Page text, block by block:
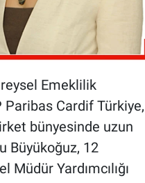
Emeklilik
Paribas Cardif Türkiye,
bünyesinde uzun
Büyükoğuz, 12
Yardımcılığı